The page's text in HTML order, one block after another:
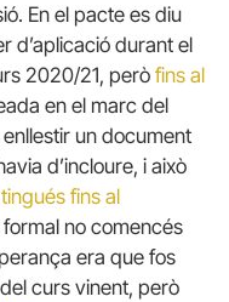
En el pacte es diu
d’aplicació durant el
2020/21, però fins al
en el marc del
un document
d’incloure, i això
fins al
no comencés
era que fos
curs vinent, però